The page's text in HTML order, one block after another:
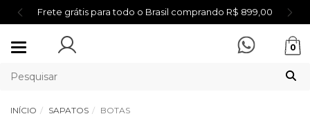
Frete grátis para todo o Brasil comprando R$ 899,00
Mudar
0
INÍCIO SAPATOS BOTAS